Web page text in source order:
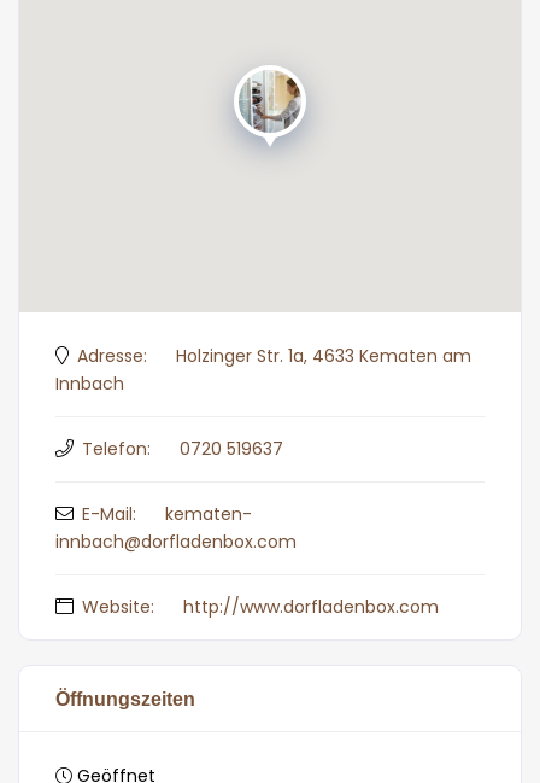
Adresse:
Holzinger Str. 1a, 4633 Kematen am
Innbach
Telefon: 0720 519637
E-Mail:
kematen-
innbach@dorfladenbox.com
Website: http://www.dorfladenbox.com
Öffnungszeiten
Geöffnet